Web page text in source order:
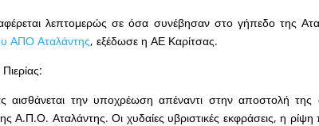
λεπτομερώς σε όσα συνέβησαν στο γήπεδο της
ΑΠΟ Αταλάντης, εξέδωσε η ΑΕ Καρίτσας.
αισθάνεται την υποχρέωση απέναντι στην αποστολή
Α.Π.Ο. Αταλάντης. Οι χυδαίες υβριστικές εκφράσεις, η ρίψη